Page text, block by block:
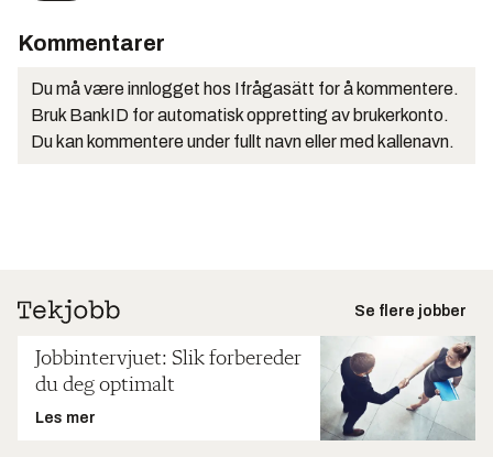
Kommentarer
Du må være innlogget hos Ifrågasätt for å kommentere.
Bruk BankID for automatisk oppretting av brukerkonto.
Du kan kommentere under fullt navn eller med kallenavn.
Se flere jobber
Jobbintervjuet: Slik forbereder
du deg optimalt
Les mer